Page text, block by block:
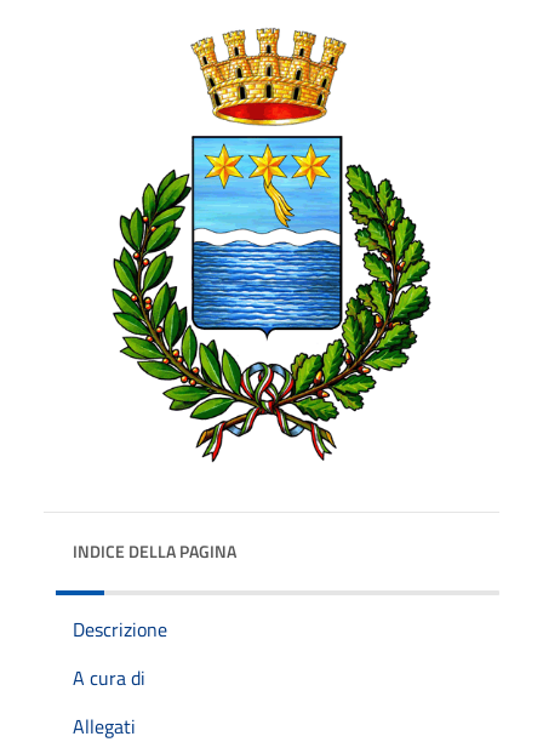
INDICE DELLA PAGINA
Descrizione
A cura di
Allegati